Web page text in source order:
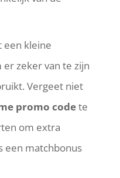
een kleine
zeker van te zijn
Vergeet niet
promo codete
om extra
een matchbonus